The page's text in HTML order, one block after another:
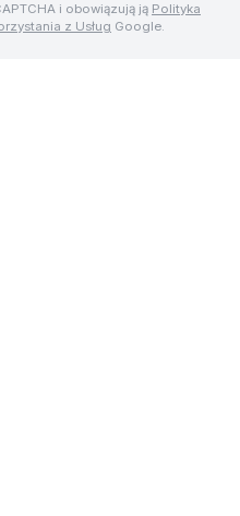
i obowiązują ją Polityka
z Usług Google.